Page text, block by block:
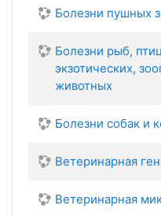
Болезни пушных
Болезни рыб,
экзотических,
животных
Болезни собак и
Ветеринарная
Ветеринарная